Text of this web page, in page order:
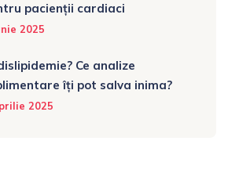
pacienții cardiaci
2025
Ce analize
îți pot salva inima?
2025